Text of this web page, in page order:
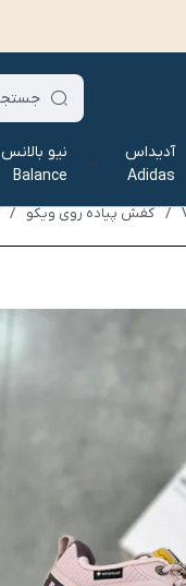
آدیداس
Adidas
Balance
/ کفش پیاده روی ویکو /